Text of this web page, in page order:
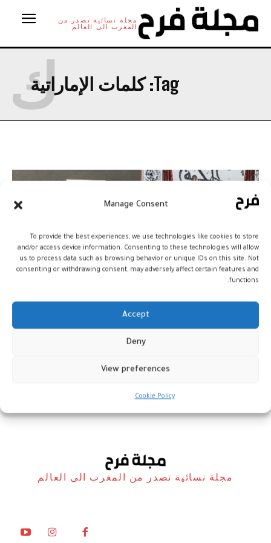
Manage Consent
To provide the best experiences, we use technologies like cookies to store
and/or access device information. Consenting to these technologies will allow
us to process data such as browsing behavior or unique IDs on this site. Not
consenting or withdrawing consent, may adversely affect certain features and
functions.
Accept
Deny
View preferences
Cookie Policy
مجلة نسائية تصدر من
المغرب الى العالم
Tag: كلمات الإماراتية
ك
المغرب: “كلمات” الإماراتية تطلق
مجلة نسائية تصدر من المغرب الى العالم